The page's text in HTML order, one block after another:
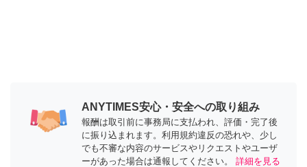
ANYTIMES安心・安全への取り組み
報酬は取引前に事務局に支払われ、評価・完了後
に振り込まれます。利用規約違反の恐れや、少し
でも不審な内容のサービスやリクエストやユーザ
ーがあった場合は通報してください。
詳細を見る